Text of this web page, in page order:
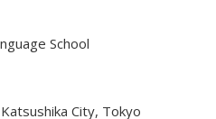
School
City, Tokyo